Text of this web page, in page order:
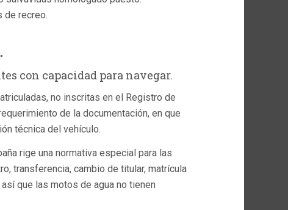
de recreo.
con capacidad para navegar.
no inscritas en el Registro de
de la documentación, en que
técnica del vehículo.
rige una normativa especial para las
transferencia, cambio de titular, matrícula
que las motos de agua no tienen